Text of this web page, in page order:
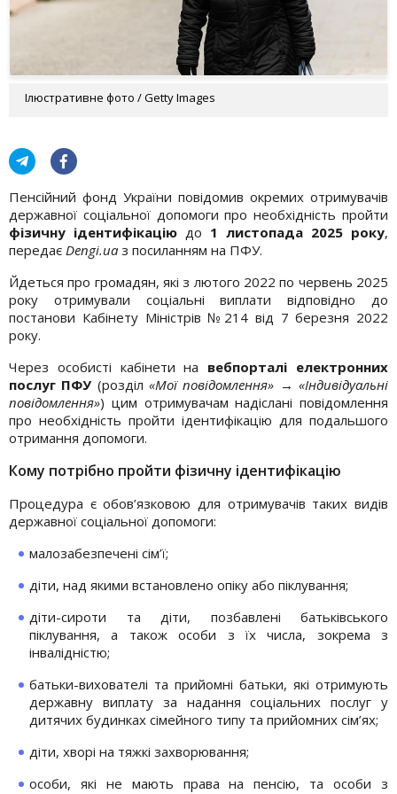
Ілюстративне фото / Getty Images
Пенсійний фонд України повідомив окремих отримувачів
державної соціальної допомоги про необхідність пройти
фізичну ідентифікацію до 1 листопада 2025 року,
передає Dengi.ua з посиланням на ПФУ.
Йдеться про громадян, які з лютого 2022 по червень 2025
року отримували соціальні виплати відповідно до
постанови Кабінету Міністрів №214 від 7 березня 2022
року.
Через особисті кабінети на вебпорталі електронних
послуг ПФУ (розділ«Мої повідомлення» → «Індивідуальні
повідомлення») цим отримувачам надіслані повідомлення
про необхідність пройти ідентифікацію для подальшого
отримання допомоги.
Кому потрібно пройти фізичну ідентифікацію
Процедура є обов’язковою для отримувачів таких видів
державної соціальної допомоги:
малозабезпечені сім’ї;
діти, над якими встановлено опіку або піклування;
діти-сироти та діти, позбавлені батьківського
піклування, а також особи з їх числа, зокрема з
інвалідністю;
батьки-вихователі та прийомні батьки, які отримують
державну виплату за надання соціальних послуг у
дитячих будинках сімейного типу та прийомних сім’ях;
діти, хворі на тяжкі захворювання;
особи, які не мають права на пенсію, та особи з